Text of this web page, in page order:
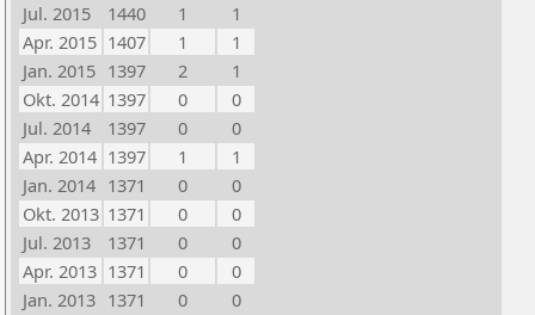
Jul. 2015
1440 1
1
Apr. 2015 1407 1
1
Jan. 2015 1397 2
1
Okt. 2014 1397 0
0
Jul. 2014
1397 0
0
Apr. 2014 1397 1
1
Jan. 2014 1371 0
0
Okt. 2013 1371 0
0
Jul. 2013
1371 0
0
Apr. 2013 1371 0
0
Jan. 2013 1371 0
0